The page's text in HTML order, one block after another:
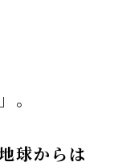
。
球からは